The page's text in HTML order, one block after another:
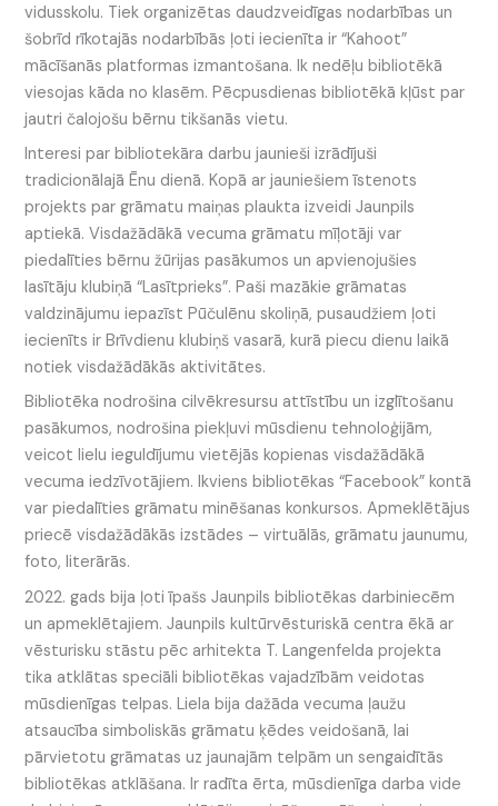
vidusskolu. Tiek organizētas daudzveidīgas nodarbības un
šobrīd rīkotajās nodarbībās ļoti iecienīta ir “Kahoot”
mācīšanās platformas izmantošana. Ik nedēļu bibliotēkā
viesojas kāda no klasēm. Pēcpusdienas bibliotēkā kļūst par
jautri čalojošu bērnu tikšanās vietu.
Interesi par bibliotekāra darbu jaunieši izrādījuši
tradicionālajā Ēnu dienā. Kopā ar jauniešiem īstenots
projekts par grāmatu maiņas plaukta izveidi Jaunpils
aptiekā. Visdažādākā vecuma grāmatu mīļotāji var
piedalīties bērnu žūrijas pasākumos un apvienojušies
lasītāju klubiņā “Lasītprieks”. Paši mazākie grāmatas
valdzinājumu iepazīst Pūčulēnu skoliņā, pusaudžiem ļoti
iecienīts ir Brīvdienu klubiņš vasarā, kurā piecu dienu laikā
notiek visdažādākās aktivitātes.
Bibliotēka nodrošina cilvēkresursu attīstību un izglītošanu
pasākumos, nodrošina piekļuvi mūsdienu tehnoloģijām,
veicot lielu ieguldījumu vietējās kopienas visdažādākā
vecuma iedzīvotājiem. Ikviens bibliotēkas “Facebook” kontā
var piedalīties grāmatu minēšanas konkursos. Apmeklētājus
priecē visdažādākās izstādes – virtuālās, grāmatu jaunumu,
foto, literārās.
2022. gads bija ļoti īpašs Jaunpils bibliotēkas darbiniecēm
un apmeklētajiem. Jaunpils kultūrvēsturiskā centra ēkā ar
vēsturisku stāstu pēc arhitekta T. Langenfelda projekta
tika atklātas speciāli bibliotēkas vajadzībām veidotas
mūsdienīgas telpas. Liela bija dažāda vecuma ļaužu
atsaucība simboliskās grāmatu ķēdes veidošanā, lai
pārvietotu grāmatas uz jaunajām telpām un sengaidītās
bibliotēkas atklāšana. Ir radīta ērta, mūsdienīga darba vide